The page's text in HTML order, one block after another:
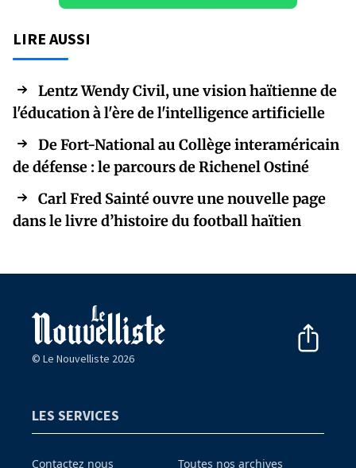
LIRE AUSSI
Lentz Wendy Civil, une vision haïtienne de
l'éducation à l'ère de l'intelligence artificielle
De Fort-National au Collège interaméricain
de défense : le parcours de Richenel Ostiné
Carl Fred Sainté ouvre une nouvelle page
dans le livre d’histoire du football haïtien
© Le Nouvelliste 2026
LES SERVICES
Contactez nous Toutes nos archives